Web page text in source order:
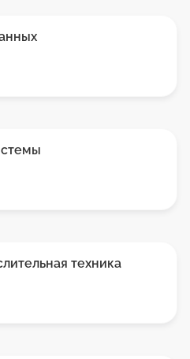
техника